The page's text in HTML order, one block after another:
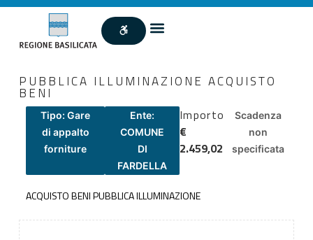
PUBBLICA ILLUMINAZIONE ACQUISTO
BENI
Tipo: Gare
di appalto
forniture
Ente:
COMUNE
DI
FARDELLA
Importo
€
2.459,02
Scadenza
non
specificata
ACQUISTO BENI PUBBLICA ILLUMINAZIONE